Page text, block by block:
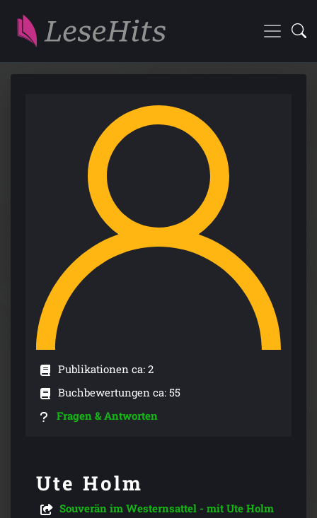
Publikationen ca: 2
Buchbewertungen ca: 55
Fragen & Antworten
Ute Holm
Souverän im Westernsattel - mit Ute Holm